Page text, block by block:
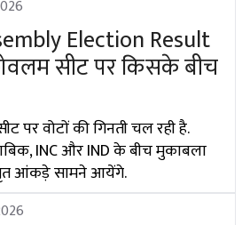
Election Result
सीट पर किसके बीच
पर वोटों की गिनती चल रही है.
INC और IND के बीच मुकाबला
आंकड़े सामने आयेंगे.